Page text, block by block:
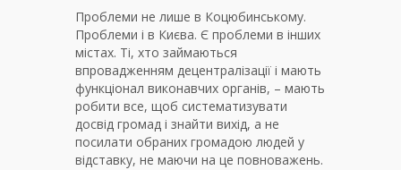
Проблеми не лише в Коцюбинському.
Проблеми і в Києва. Є проблеми в інших
містах. Ті, хто займаються
впровадженням децентралізації і мають
функціонал виконавчих органів, – мають
робити все, щоб систематизувати
досвід громад і знайти вихід, а не
посилати обраних громадою людей у
відставку, не маючи на це повноважень.